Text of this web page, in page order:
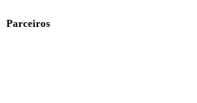
Parceiros